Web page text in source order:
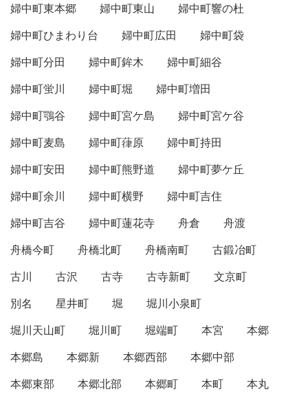
婦中町東本郷
婦中町東山
婦中町響の杜
婦中町ひまわり台
婦中町広田
婦中町袋
婦中町分田
婦中町鉾木
婦中町細谷
婦中町蛍川
婦中町堀
婦中町増田
婦中町鶚谷
婦中町宮ケ島
婦中町宮ケ谷
婦中町麦島
婦中町葎原
婦中町持田
婦中町安田
婦中町熊野道
婦中町夢ケ丘
婦中町余川
婦中町横野
婦中町吉住
婦中町吉谷
婦中町蓮花寺 舟倉
舟渡
舟橋今町
舟橋北町 舟橋南町
古鍛冶町
古川
古沢 古寺 古寺新町
文京町
別名
星井町 堀
堀川小泉町
堀川天山町
堀川町 堀端町 本宮
本郷
本郷島
本郷新 本郷西部
本郷中部
本郷東部
本郷北部 本郷町 本町
本丸